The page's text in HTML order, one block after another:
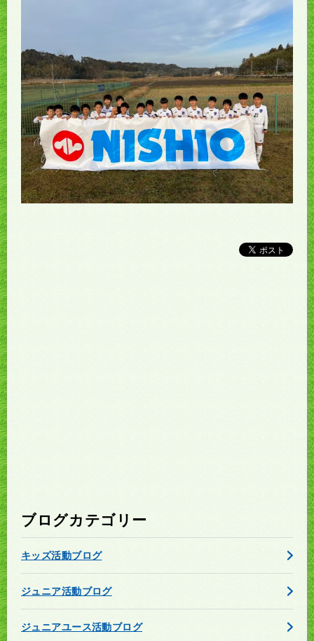
ブログカテゴリー
キッズ活動ブログ
ジュニア活動ブログ
ジュニアユース活動ブログ